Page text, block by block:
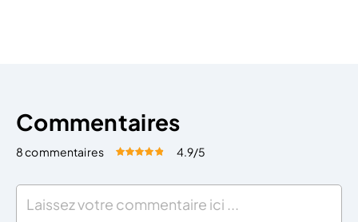
Commentaires
8 commentaires Évaluez cet article:
4.9/5